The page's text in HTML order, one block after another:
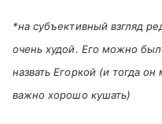
*на субъективный взгляд
очень худой. Его можно
назвать Егоркой (и тогда
важно хорошо кушать)